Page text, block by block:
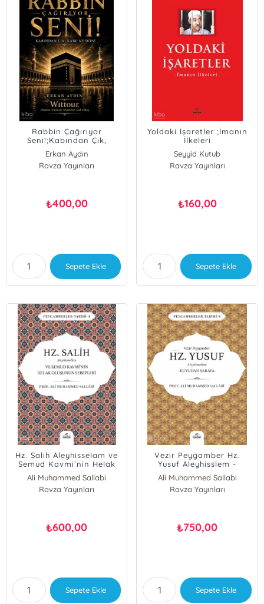
Rabbin Çağırıyor
Seni!;Kabından Çık,
Kabe’ne Dön!
Erkan Aydın
Ravza Yayınları
₺400,00
Sepete Ekle
Yoldaki İşaretler ;İmanın
İlkeleri
Seyyid Kutub
Ravza Yayınları
₺160,00
Sepete Ekle
Hz. Salih Aleyhisselam ve
Semud Kavmi’nin Helak
Oluşunun
Sebepleri;Peygamberler
Tarihi 4
Ali Muhammed Sallabi
Ravza Yayınları
₺600,00
Sepete Ekle
Vezir Peygamber Hz.
Yusuf Aleyhisslem -
Kuyudan
Saraya;Peygamberler
Tarihi 9
Ali Muhammed Sallabi
Ravza Yayınları
₺750,00
Sepete Ekle